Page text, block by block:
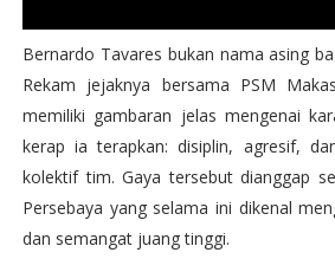
Bernardo Tavares bukan nama asing
Rekam jejaknya bersama PSM
memiliki gambaran jelas mengenai
kerap ia terapkan: disiplin, agresif,
kolektif tim. Gaya tersebut dianggap
Persebaya yang selama ini dikenal
dan semangat juang tinggi.